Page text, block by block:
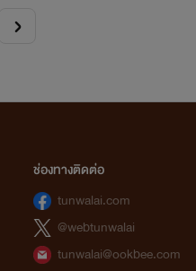
ช่องทางติดต่อ
tunwalai.com
@webtunwalai
tunwalai@ookbee.com